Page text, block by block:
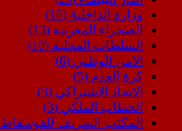
وزارة الداخلية (16)
الصحراء المغربية (13)
السلطات المحلية (10)
الامن الوطني (6)
كرة القدم (5)
الاتحاد الاشتراكي (3)
الخطاب الملكي (3)
المكتب الشريف للفوسفاط